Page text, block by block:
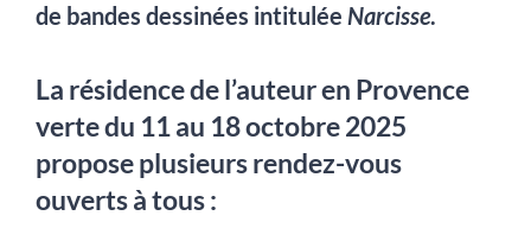
de bandes dessinées intitulée Narcisse.
La résidence de l’auteur en Provence
verte du 11 au 18 octobre 2025
propose plusieurs rendez-vous
ouverts à tous :